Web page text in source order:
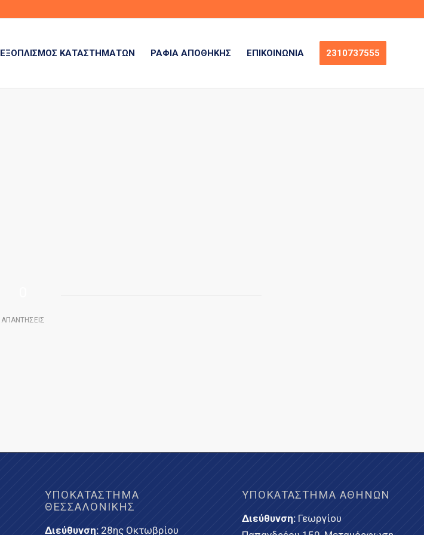
ΕΞΟΠΛΙΣΜΌΣ ΚΑΤΑΣΤΗΜΆΤΩΝ ΡΆΦΙΑ ΑΠΟΘΉΚΗΣ ΕΠΙΚΟΙΝΩΝΊΑ 2310737555
ΑΠΑΝΤΉΣΕΙΣ
ΥΠΟΚΑΤΆΣΤΗΜΑ
ΘΕΣΣΑΛΟΝΊΚΗΣ
Διεύθυνση: 28ης Οκτωβρίου
ΥΠΟΚΑΤΆΣΤΗΜΑ ΑΘΗΝΏΝ
Διεύθυνση:Γεωργίου